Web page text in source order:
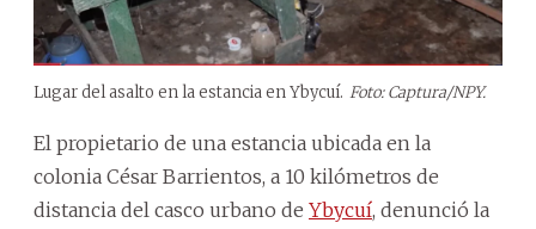
Lugar del asalto en la estancia en Ybycuí. Foto: Captura/NPY.
El propietario de una estancia ubicada en la
colonia César Barrientos, a 10 kilómetros de
distancia del casco urbano de Ybycuí, denunció la